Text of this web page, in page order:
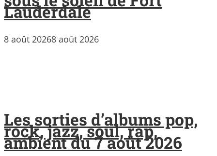
Lauderdale
8 août 20268 août 2026
Les sorties d’albums pop,
rock, jazz, soul, rap,
ambient du 7 août 2026